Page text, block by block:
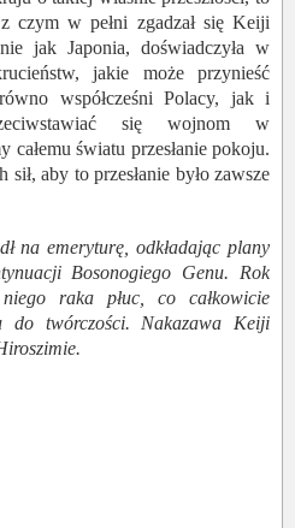
czym w pełni zgadzał się Keiji
jak Japonia, doświadczyła w
jakie może przynieść
współcześni Polacy, jak i
się wojnom w
światu przesłanie pokoju.
sił, aby to przesłanie było zawsze
na emeryturę, odkładając plany
Bosonogiego Genu. Rok
raka płuc, co całkowicie
do twórczości. Nakazawa Keiji